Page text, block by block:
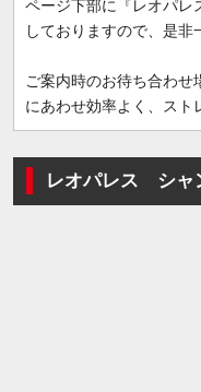
ページ下部に『レオパ
しておりますので、是非
ご案内時のお待ち合わせ
にあわせ効率よく、スト
レオパレス シャ